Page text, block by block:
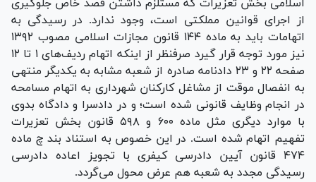
اسلامی بخش تعزیرات که مستلزم داشتن قصد خاص جلوگیری
از اجرای قوانین مملکتی است، وجود ندارد. در رسیدگی به
اتهامات باید به ماده ۱۴۴ قانون مجازات اسلامی مصوب ۱۳۹۲
نیز مورد توجه قرار گیرد صرفنظر از اینکه اتهام ردیف‌های ۱ تا ۱۲
صفحه ۲۲ و ۲۳ دادنامه صادره از شعبه مشابه به یکدیگر منتهی
به انفصال موقت از مشاغل کارکنان شهرداری به اتهام مسامحه
در انجام وظایف قانونی شده است؛ و در دادسرا و دادگاه بدوی
با موارد دیگری مثل ماده ۶۰۰ و ۵۹۸ قانون بخش تعزیرات
تفهیم اتهام شده است. در این خصوص به استناد بند چ ماده
۴۷۴ قانون آیین دادرسی کیفری با تجویز اعاده دادرسی
رسیدگی مجدد به شعبه هم عرض محول می‌گردد.